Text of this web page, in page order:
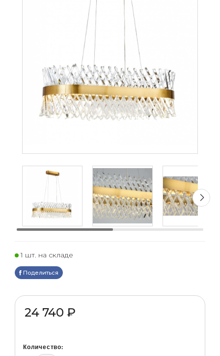
1 шт. на складе
Поделиться
24 740 ₽
Количество: